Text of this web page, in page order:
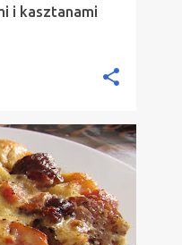
i kasztanami
ŚNIADANIA